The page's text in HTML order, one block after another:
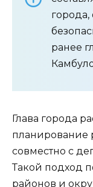
ранее
Глава города
планирование
совместно с
Такой подход
районов и